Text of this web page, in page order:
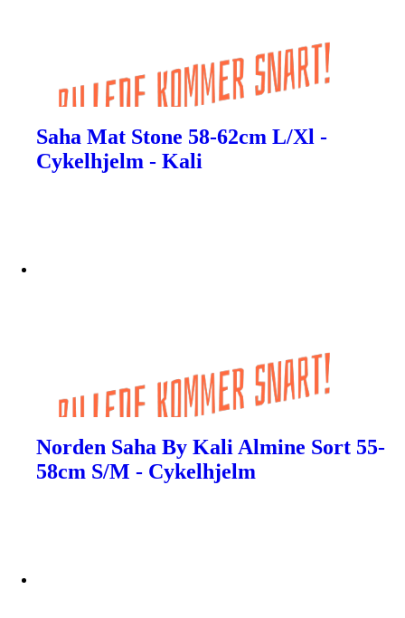
Saha Mat Stone 58-62cm L/Xl -
Cykelhjelm - Kali
Norden Saha By Kali Almine Sort 55-
58cm S/M - Cykelhjelm